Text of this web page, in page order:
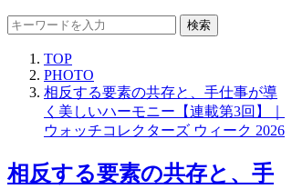
検索
TOP
PHOTO
相反する要素の共存と、手仕事が導
く美しいハーモニー【連載第3回】｜
ウォッチコレクターズ ウィーク 2026
相反する要素の共存と、手